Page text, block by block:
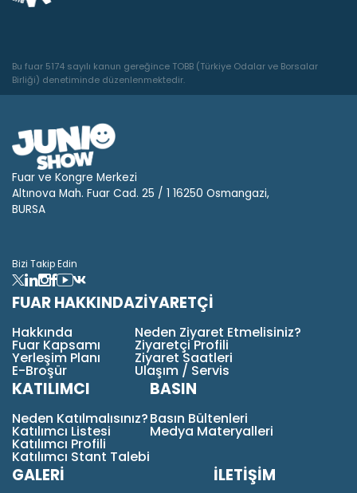
Bu fuar 5174 sayılı kanun gereğince TOBB (Türkiye Odalar ve Borsalar
Birliği) denetiminde düzenlenmektedir.
Fuar ve Kongre Merkezi
Altınova Mah. Fuar Cad. 25 / 1 16250 Osmangazi,
BURSA
Bizi Takip Edin
FUAR HAKKINDA
Hakkında
Fuar Kapsamı
Yerleşim Planı
E-Broşür
ZİYARETÇİ
Neden Ziyaret Etmelisiniz?
Ziyaretçi Profili
Ziyaret Saatleri
Ulaşım / Servis
KATILIMCI
Neden Katılmalısınız?
Katılımcı Listesi
Katılımcı Profili
Katılımcı Stant Talebi
BASIN
Basın Bültenleri
Medya Materyalleri
GALERİ İLETİŞİM